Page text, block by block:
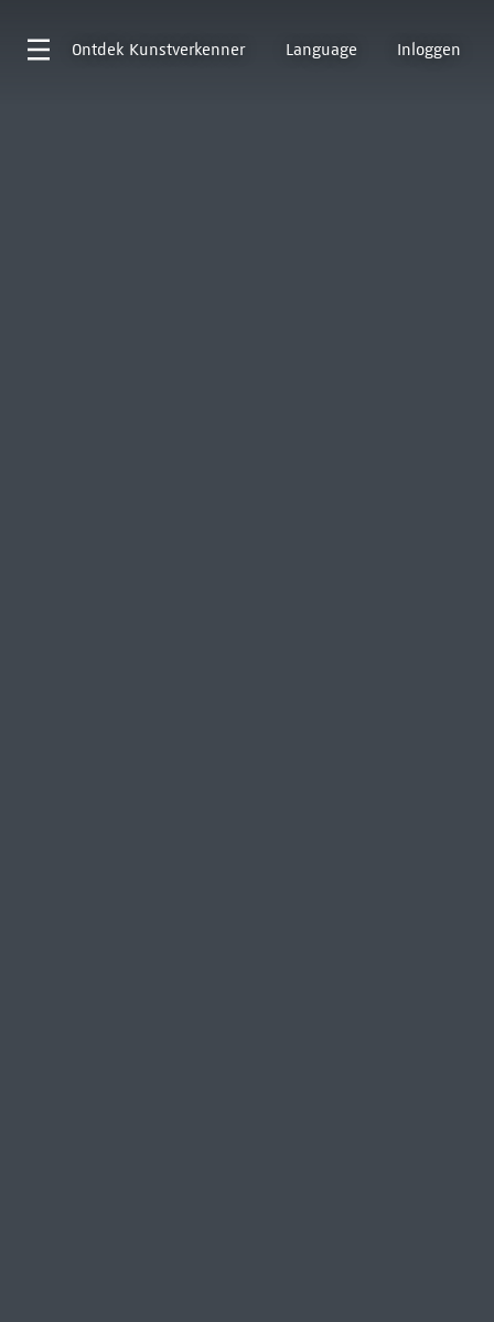
Ontdek Kunstverkenner Language Inloggen